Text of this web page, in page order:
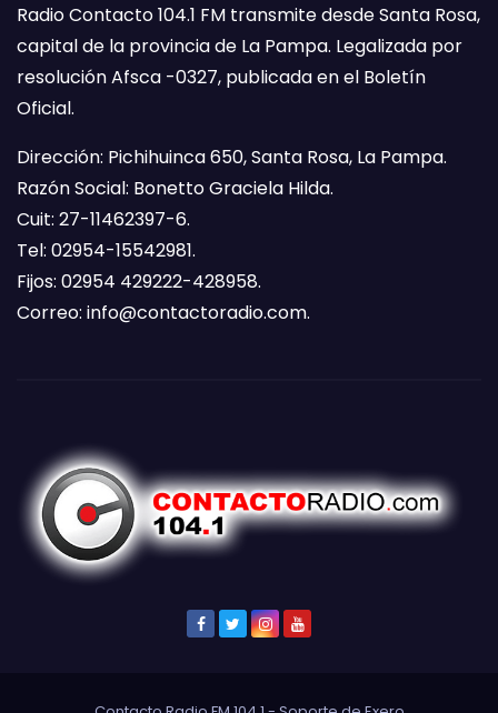
Radio Contacto 104.1 FM transmite desde Santa Rosa,
capital de la provincia de La Pampa. Legalizada por
resolución Afsca -0327, publicada en el Boletín
Oficial.
Dirección: Pichihuinca 650, Santa Rosa, La Pampa.
Razón Social: Bonetto Graciela Hilda.
Cuit: 27-11462397-6.
Tel: 02954-15542981.
Fijos: 02954 429222-428958.
Correo: info@contactoradio.com.